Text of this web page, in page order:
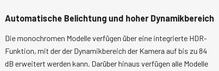
Automatische Belichtung und hoher Dynamikbereich
Die monochromen Modelle verfügen über eine integrierte HDR-
Funktion, mit der der Dynamikbereich der Kamera auf bis zu 84
dB erweitert werden kann. Darüber hinaus verfügen alle Modelle